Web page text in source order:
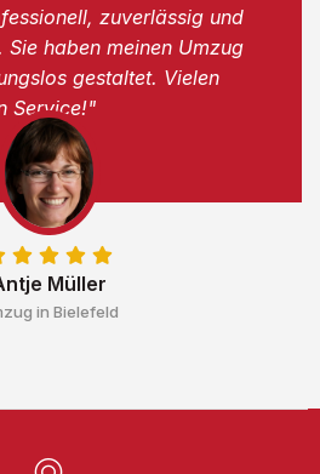
Müller
in Bielefeld
zuverlässig und
haben meinen Umzug
gestaltet. Vielen
Service!"